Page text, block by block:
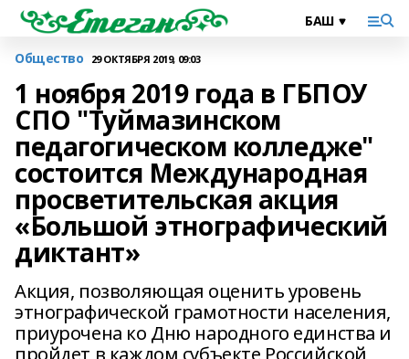
Общество 29 ОКТЯБРЯ 2019, 09:03
1 ноября 2019 года в ГБПОУ
СПО "Туймазинском
педагогическом колледже"
состоится Международная
просветительская акция
«Большой этнографический
диктант»
Акция, позволяющая оценить уровень
этнографической грамотности населения,
приурочена ко Дню народного единства и
пройдет в каждом субъекте Российской